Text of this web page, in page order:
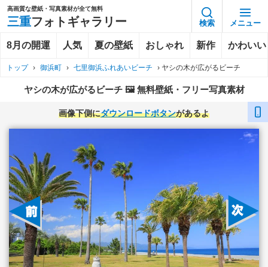
高画質な壁紙・写真素材が全て無料
三重フォトギャラリー 検索 メニュー
8月の開運 人気 夏の壁紙 おしゃれ 新作 かわいい
トップ › 御浜町 › 七里御浜ふれあいビーチ › ヤシの木が広がるビーチ
ヤシの木が広がるビーチ 🖼️ 無料壁紙・フリー写真素材
画像下側にダウンロードボタンがあるよ